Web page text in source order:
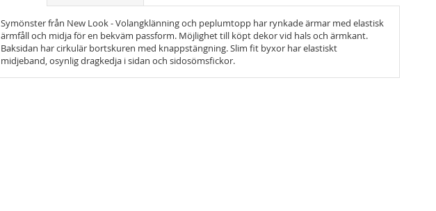
Symönster från New Look - Volangklänning och peplumtopp har rynkade ärmar med elastisk
ärmfåll och midja för en bekväm passform. Möjlighet till köpt dekor vid hals och ärmkant.
Baksidan har cirkulär bortskuren med knappstängning. Slim fit byxor har elastiskt
midjeband, osynlig dragkedja i sidan och sidosömsfickor.